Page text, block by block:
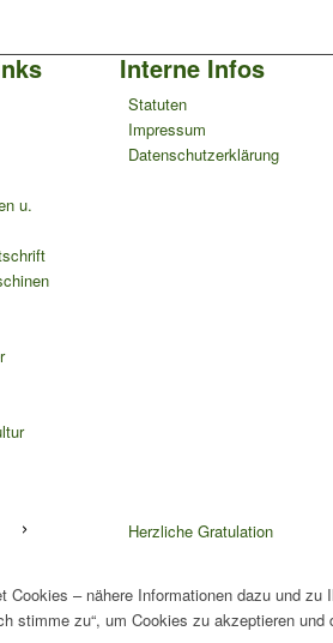
u.
Interne Infos
Statuten
Impressum
Datenschutzerklärung
Herzliche Gratulation
Cookies – nähere Informationen dazu und
stimme zu“, um Cookies zu akzeptieren